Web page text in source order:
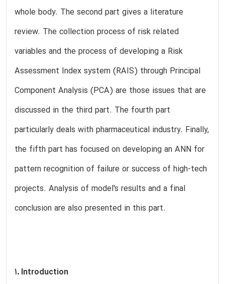
whole body. The second part gives a literature
review. The collection process of risk related
variables and the process of developing a Risk
Assessment Index system (RAIS) through Principal
Component Analysis (PCA) are those issues that are
discussed in the third part. The fourth part
particularly deals with pharmaceutical industry. Finally,
the fifth part has focused on developing an ANN for
pattern recognition of failure or success of high-tech
projects. Analysis of model's results and a final
conclusion are also presented in this part.
1. Introduction